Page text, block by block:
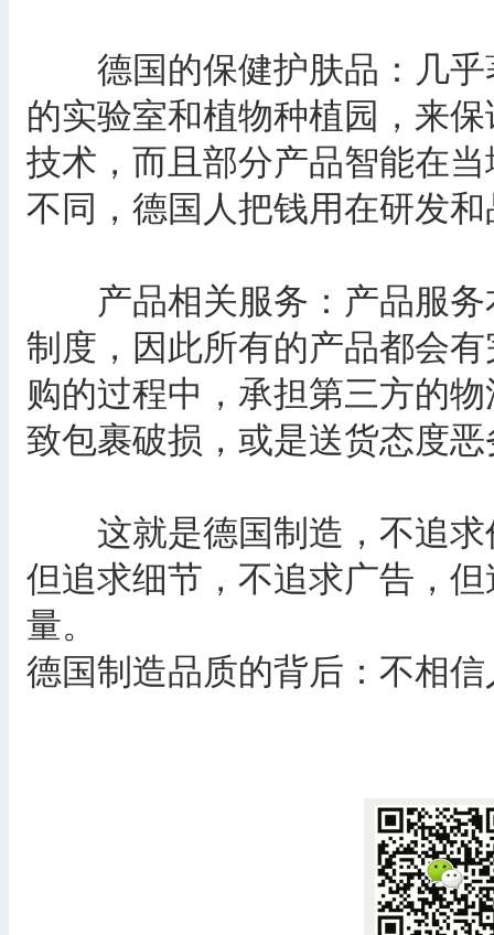
德国的保健护肤品：几乎
的实验室和植物种植园，来
技术，而且部分产品智能在
不同，德国人把钱用在研发
产品相关服务：产品服务
制度，因此所有的产品都会
购的过程中，承担第三方的
致包裹破损，或是送货态度
这就是德国制造，不追求
但追求细节，不追求广告，
量。
德国制造品质的背后：不相